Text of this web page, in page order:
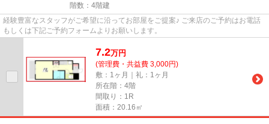
階数：4階建
経験豊富なスタッフがご希望に沿ってお部屋をご提案♪ ご来店のご予約はお電話
もしくは下記ご予約フォームよりお願いします。
7.2万円
(管理費・共益費 3,000円)
敷：1ヶ月｜礼：1ヶ月
所在階：4階
間取り：1R
面積：20.16㎡